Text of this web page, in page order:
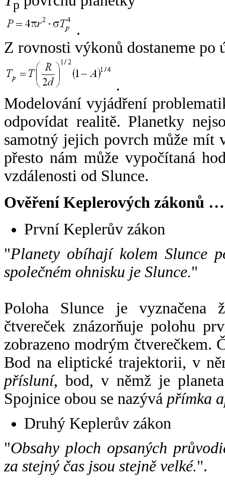
p
.
Z rovnosti výkonů dostaneme po
.
Modelování vyjádření
odpovídat realitě. Planetky
samotný jejich povrch může mít
přesto nám může vypočítaná
vzdálenosti od Slunce.
Ověření Keplerových zákonů …
První Keplerův zákon
"Planety obíhají kolem Slunce
společném ohnisku je Slunce."
Poloha Slunce je vyznačena
čtvereček znázorňuje polohu
zobrazeno modrým čtverečkem.
Bod na eliptické trajektorii, v
přísluní, bod, v němž je
Spojnice obou se nazývá přímka
Druhý Keplerův zákon
"Obsahy ploch opsaných
za stejný čas jsou stejně velké.".